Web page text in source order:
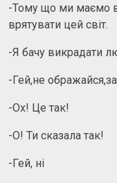
-Тому що ми маємо
врятувати цей світ.
-Я бачу викрадати
-Гей,не
-Ох! Це так!
-О! Ти сказала так!
-Гей, ні